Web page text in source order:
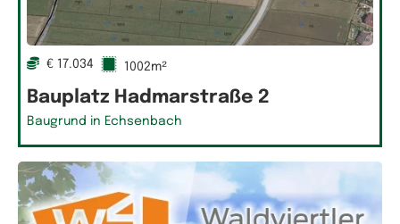
€ 17.034 1002m²
Bauplatz Hadmarstraße 2
Baugrund in Echsenbach